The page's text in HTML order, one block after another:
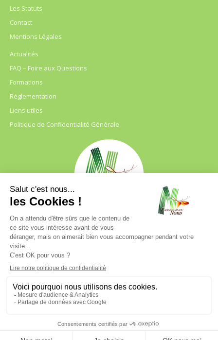
Les Statuts
Contact
Mentions Légales
Actualités
FAQ – Foire aux Questions
Formations
Règlementation
Liens utiles
Politique de Confidentialité Générale
FDC 59
680 B RUE DE LA GRISE CHEMISE
DREVE NOTRE DAME D’AMOUR
59230 ST AMAND LES EAUX
03.20.41.45.63
webfdc59@chasse59.net
© FDC 59 – Tous droits réservés| Accompagnement emarketing
– Cabinet Conseil Web